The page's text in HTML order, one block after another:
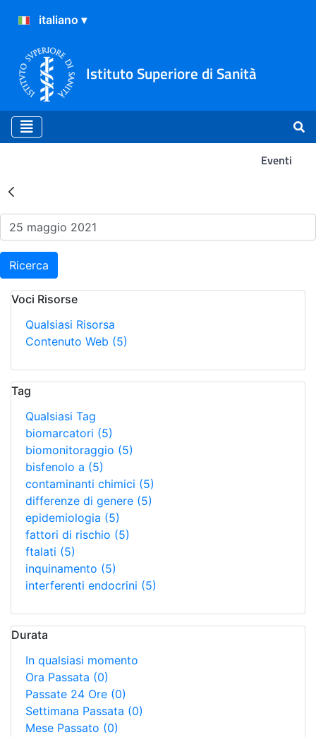
Istituto Superiore di Sanità
Eventi
Risultati della Ricerca -
Ricerca
Voci Risorse
Qualsiasi Risorsa
Contenuto Web (5)
Tag
Qualsiasi Tag
biomarcatori (5)
biomonitoraggio (5)
bisfenolo a (5)
contaminanti chimici (5)
differenze di genere (5)
epidemiologia (5)
fattori di rischio (5)
ftalati (5)
inquinamento (5)
interferenti endocrini (5)
Durata
In qualsiasi momento
Ora Passata (0)
Passate 24 Ore (0)
Settimana Passata (0)
Mese Passato (0)